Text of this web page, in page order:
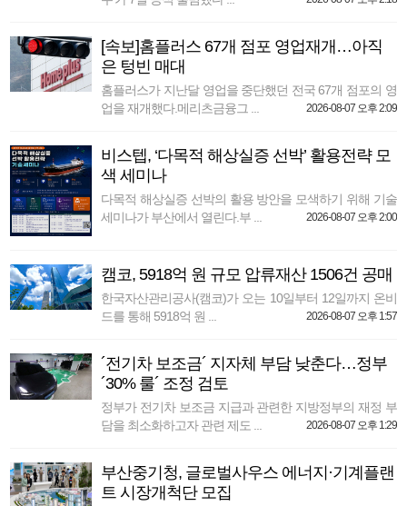
[속보]홈플러스 67개 점포 영업재개…아직
은 텅빈 매대
홈플러스가 지난달 영업을 중단했던 전국 67개 점포의 영
업을 재개했다.메리츠금융그 ...
2026-08-07 오후 2:09
비스텝, ‘다목적 해상실증 선박’ 활용전략 모
색 세미나
다목적 해상실증 선박의 활용 방안을 모색하기 위해 기술
세미나가 부산에서 열린다.부 ...
2026-08-07 오후 2:00
캠코, 5918억 원 규모 압류재산 1506건 공매
한국자산관리공사(캠코)가 오는 10일부터 12일까지 온비
드를 통해 5918억 원 ...
2026-08-07 오후 1:57
´전기차 보조금´ 지자체 부담 낮춘다…정부
´30% 룰´ 조정 검토
정부가 전기차 보조금 지급과 관련한 지방정부의 재정 부
담을 최소화하고자 관련 제도 ...
2026-08-07 오후 1:29
부산중기청, 글로벌사우스 에너지·기계플랜
트 시장개척단 모집